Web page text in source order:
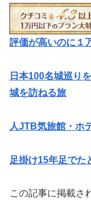
評価が高いのに１
日本100名城巡り
城を訪ねる旅
人JTB気旅館・ホ
足掛け15年足でた
この記事に掲載さ